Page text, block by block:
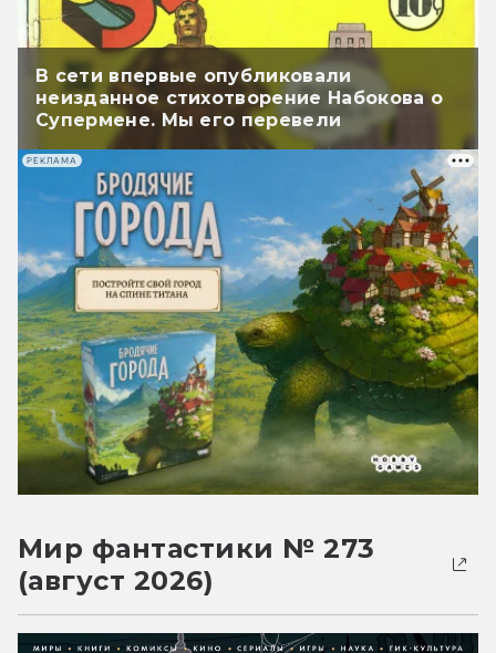
В сети впервые опубликовали
неизданное стихотворение Набокова о
Супермене. Мы его перевели
РЕКЛАМА
Мир фантастики № 273
(август 2026)